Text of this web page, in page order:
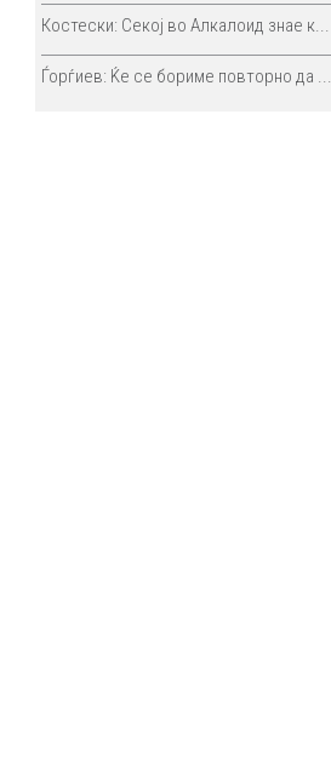
Костески: Секој во Алкалоид знае к...
Ѓорѓиев: Ќе се бориме повторно да ...